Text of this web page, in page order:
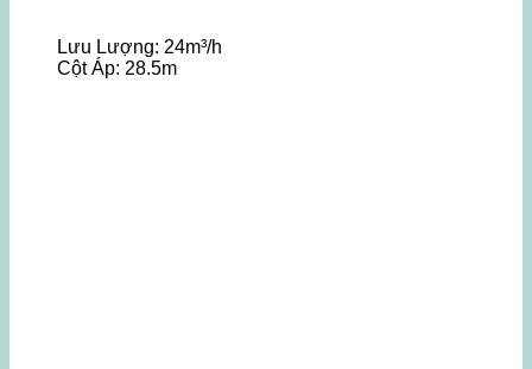
Lưu Lượng: 24m³/h
Cột Áp: 28.5m